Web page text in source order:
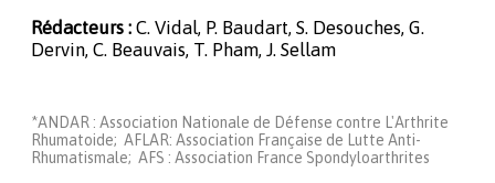
Rédacteurs : C. Vidal, P. Baudart, S. Desouches, G.
Dervin, C. Beauvais, T. Pham, J. Sellam
*ANDAR : Association Nationale de Défense contre L'Arthrite
Rhumatoide; AFLAR: Association Française de Lutte Anti-
Rhumatismale; AFS : Association France Spondyloarthrites